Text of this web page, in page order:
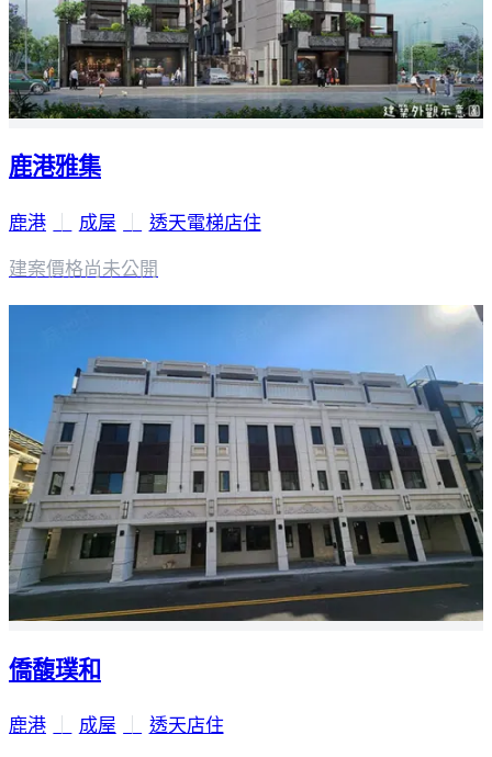
鹿港雅集
鹿港 成屋 透天電梯店住
建案價格尚未公開
僑馥璞和
鹿港 成屋 透天店住